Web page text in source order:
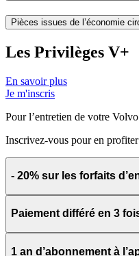
Pièces issues de l’économie
Les Privilèges V+
En savoir plus
Je m'inscris
Pour l’entretien de votre
Inscrivez-vous pour en
- 20% sur les forfaits
Paiement différé en 3
1 an d’abonnement à